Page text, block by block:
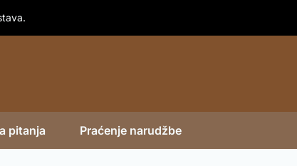
pitanja Praćenje narudžbe